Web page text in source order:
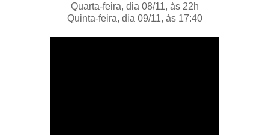
Quarta-feira, dia 08/11, às 22h
Quinta-feira, dia 09/11, às 17:40